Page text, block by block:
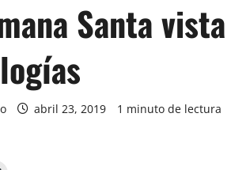
Santa
abril 23, 2019 1 minuto de lectura